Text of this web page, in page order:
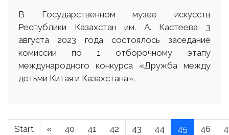
В Государственном музее искусств
Республики Казахстан им. А. Кастеева 3
августа 2023 года состоялось заседание
комиссии по 1 отборочному этапу
международного конкурса «Дружба между
детьми Китая и Казахстана».
Start « 40 41 42 43 44 45 46